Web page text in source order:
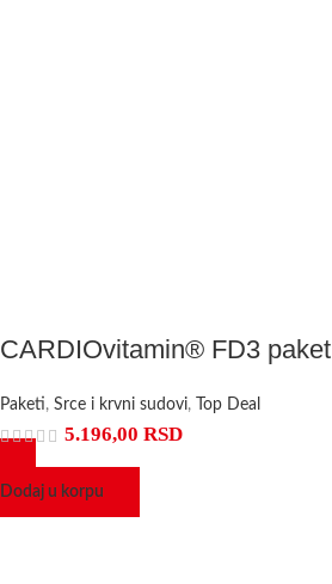
CARDIOvitamin® FD3 paket
Paketi, Srce i krvni sudovi, Top Deal
5.196,00 RSD
Dodaj u korpu